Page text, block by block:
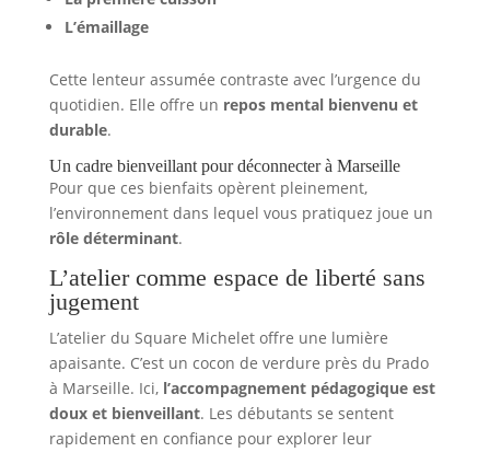
L’émaillage
Cette lenteur assumée contraste avec l’urgence du
quotidien. Elle offre un repos mental bienvenu et
durable.
Un cadre bienveillant pour déconnecter à Marseille
Pour que ces bienfaits opèrent pleinement,
l’environnement dans lequel vous pratiquez joue un
rôle déterminant.
L’atelier comme espace de liberté sans
jugement
L’atelier du Square Michelet offre une lumière
apaisante. C’est un cocon de verdure près du Prado
à Marseille. Ici, l’accompagnement pédagogique est
doux et bienveillant. Les débutants se sentent
rapidement en confiance pour explorer leur